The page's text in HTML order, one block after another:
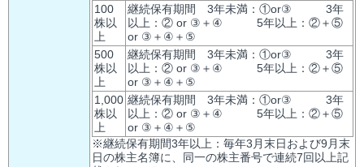
100
株以
上
継続保有期間 3年未満：①or③ 3年
以上：② or ③＋④ 5年以上：②＋⑤
or ③＋④＋⑤
500
株以
上
継続保有期間 3年未満：①or③ 3年
以上：② or ③＋④ 5年以上：②＋⑤
or ③＋④＋⑤
1,000
株以
上
継続保有期間 3年未満：①or③ 3年
以上：② or ③＋④ 5年以上：②＋⑤
or ③＋④＋⑤
※継続保有期間3年以上：毎年3月末日および9月末
日の株主名簿に、同一の株主番号で連続7回以上記